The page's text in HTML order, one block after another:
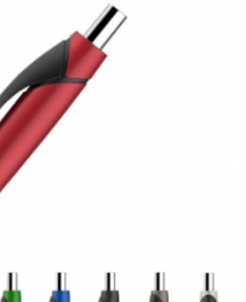
dell'IRAP"
gli aiuti de
impresa sono
degli aiuti di
234/2012 a cui si
link: